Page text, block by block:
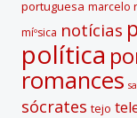
portuguesa marcelo
míºsica notí­cias
polí­tica
romances
sócrates tejo